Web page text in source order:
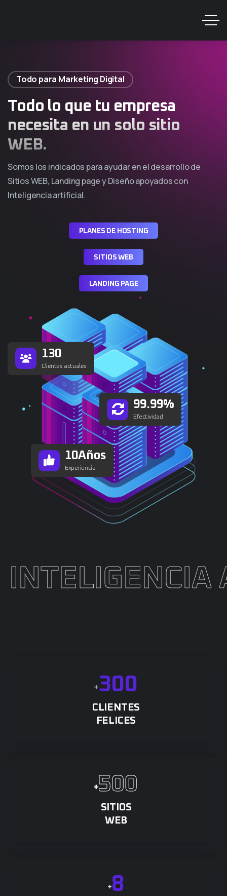
Todo para Marketing Digital
Todo lo que tu empresa
necesita en un solo sitio
WEB.
Somos los indicados para ayudar en el desarrollo de
Sitios WEB, Landing page y Diseño apoyados con
Inteligencia artificial.
P LA N ES D E H OST N G
S T OS WEB
LA N D N G PAG E
130
Clientes actuales
99.99%
Efectividad
10Años
Experiencia
ARTIFICIAL
+300
CLIENTES
FELICES
+500
SITIOS
WEB
+8